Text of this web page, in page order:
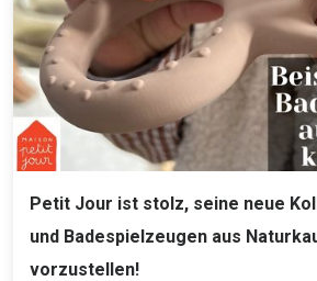
Petit Jour ist stolz, seine neue
und Badespielzeugen aus
vorzustellen!